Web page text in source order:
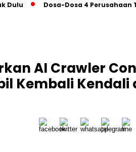
Dosa-Dosa 4 Perusahaan
AI Crawler
Kembali Kendali